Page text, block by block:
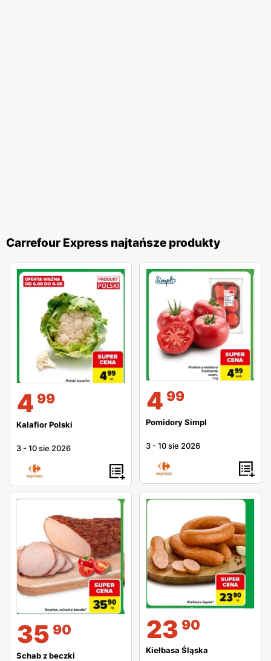
Carrefour Express najtańsze produkty
4 99
Kalafior Polski
3 -10 sie 2026
4 99
Pomidory Simpl
3 -10 sie 2026
35 90
Schab z beczki
23 90
Kiełbasa Śląska